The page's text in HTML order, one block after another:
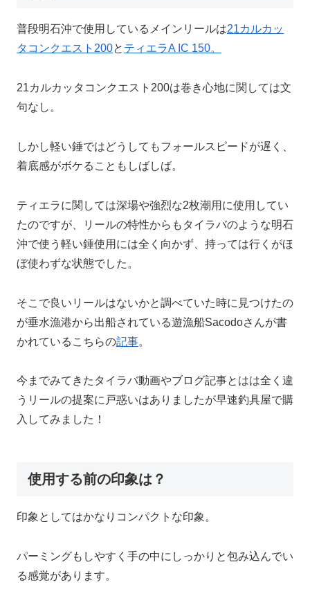
普段明石沖で使用しているメインリールは21カルカッ
タコンクエスト200と ティエラA IC 150。
21カルカッタコンクエスト200は巻き心地に関しては文
句なし。
しかし軽い錘ではどうしてもフォールスピードが遅く、
着底感がボケることもしばしば。
ティエラに関しては深場や強烈な2枚潮用に使用してい
たのですが、リールの特性からもタイラバのような明石
沖で使う軽い錘使用には全く向かず、持っては行くがほ
ぼ使わずな状態でした。
そこで良いリールはないかと調べていた時に見つけたの
が垂水漁港から出船されている遊漁船Sacodoさんが書
かれているこちらの記事。
今までみてきたタイラバ動画やブログ記事とはは全く違
うリールの提案に戸惑いはありましたが早速釣具屋で購
入してみました！
使用する前の印象は？
印象としてはかなりコンパクトな印象。
パーミングもしやすく手の中にしっかりと包み込んでい
る感覚があります。